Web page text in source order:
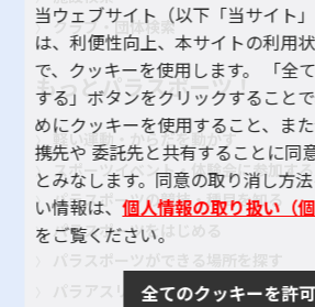
クラブ・団体検索
もっとパラスポーツ！
軽い運動・からだを動かす
スポーツイベント・体験会に参加する
パラスポーツの競技・種目を知る
パラスポーツをはじめる
パラアスリートを目指す
当ウェブサイト（以下「当サイト
は、利便性向上、本サイトの利用
で、クッキーを使用します。 「全
する」ボタンをクリックすること
めにクッキーを使用すること、ま
携先や 委託先と共有することに同
とみなします。同意の取り消し方
い情報は、個人情報の取り扱い（
をご覧ください。
全てのクッキーを許